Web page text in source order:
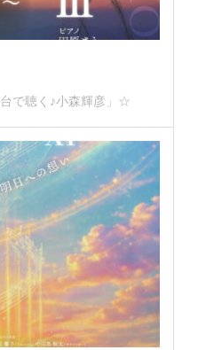
で聴く♪小森輝彦」☆